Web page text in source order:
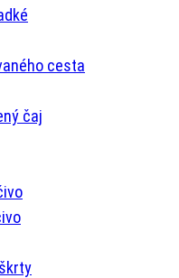
cesta
čaj